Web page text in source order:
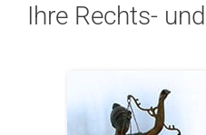
Ihre Rechts-